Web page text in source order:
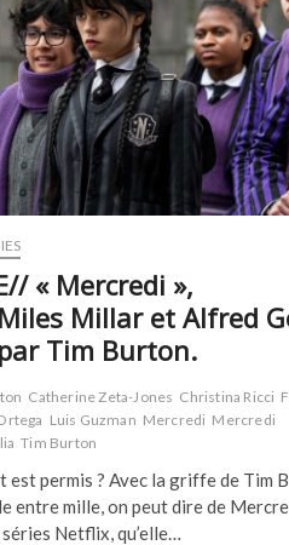
« Mercredi »,
Millar et Alfred
Tim Burton.
Catherine Zeta-Jones Christina Ricci
Luis Guzman Mercredi Mercredi
Tim Burton
est permis ? Avec la griffe de Tim
entre mille, on peut dire de
Netflix, qu’elle…